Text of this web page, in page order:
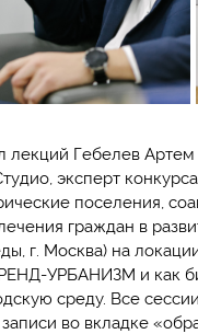
лекций Гебелев Артем
эксперт
поселения,
граждан в
г. Москва) на
УРБАНИЗМ и как
среду. Все
во вкладке